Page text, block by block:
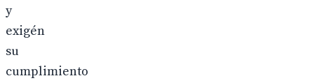
y
exigén
su
cumplimiento